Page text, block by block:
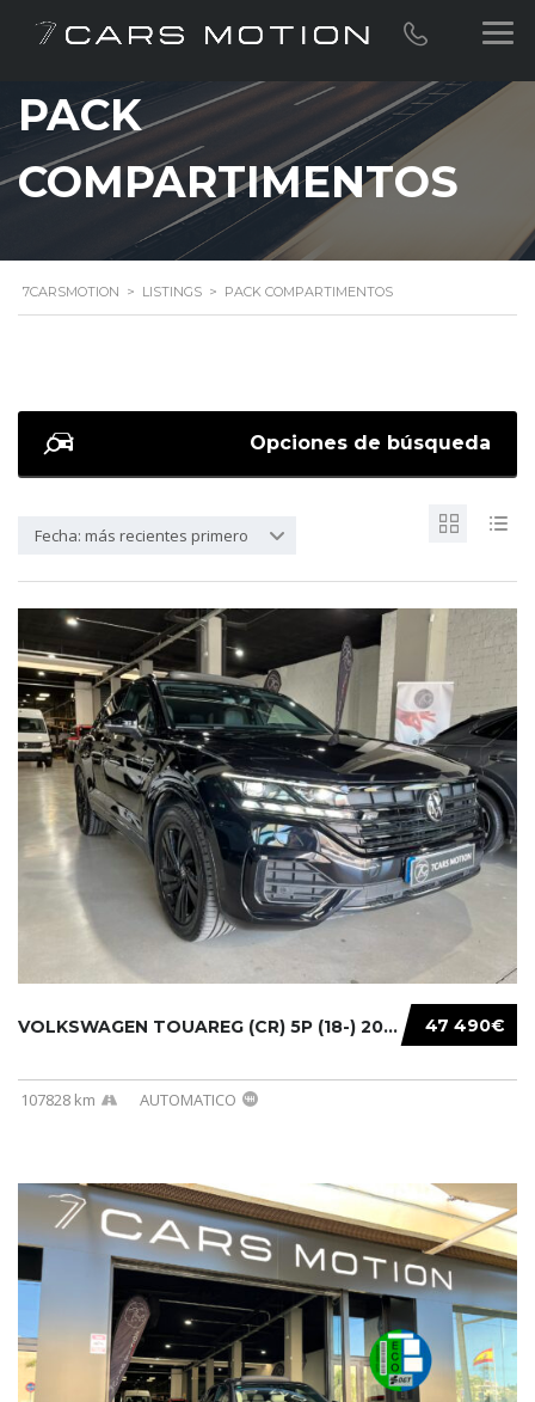
PACK
COMPARTIMENTOS
7CARSMOTION > LISTINGS > PACK COMPARTIMENTOS
Opciones de búsqueda
Fecha: más recientes primero
47 490€
VOLKSWAGEN TOUAREG (CR) 5P (18-) 2021...
107828 km AUTOMATICO